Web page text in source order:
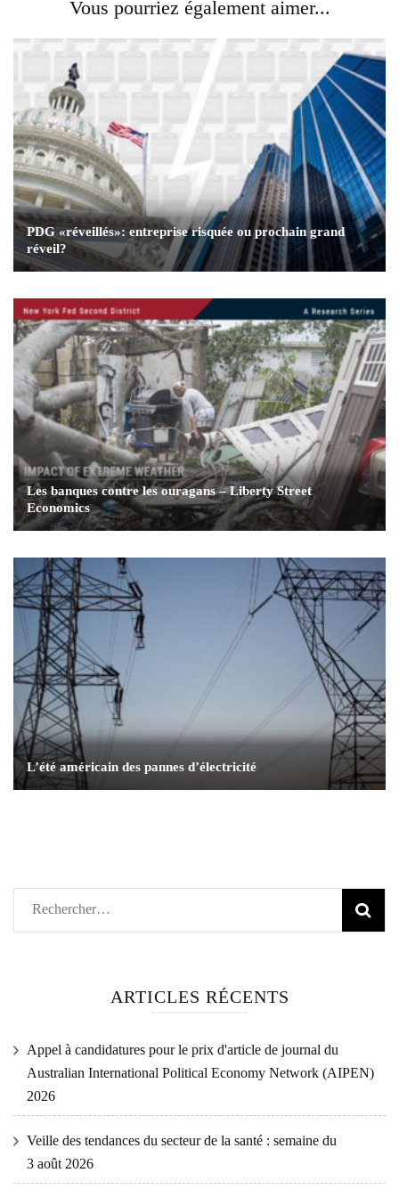
Vous pourriez également aimer...
PDG «réveillés»: entreprise risquée ou prochain grand
réveil?
Les banques contre les ouragans – Liberty Street
Economics
L’été américain des pannes d’électricité
Rechercher :
ARTICLES RÉCENTS
Appel à candidatures pour le prix d'article de journal du
Australian International Political Economy Network (AIPEN)
2026
Veille des tendances du secteur de la santé : semaine du
3 août 2026